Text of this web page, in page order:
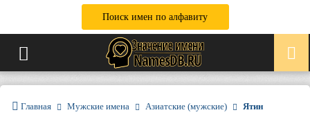
Поиск имен по алфавиту
Главная Мужские имена Азиатские (мужские) Ятин